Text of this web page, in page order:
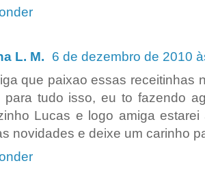
L. M.
6 de dezembro de 2010
que paixao essas receitinhas
para tudo isso, eu to fazendo
Lucas e logo amiga
novidades e deixe um carinho